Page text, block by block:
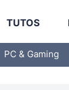
TUTOS
PC & Gaming